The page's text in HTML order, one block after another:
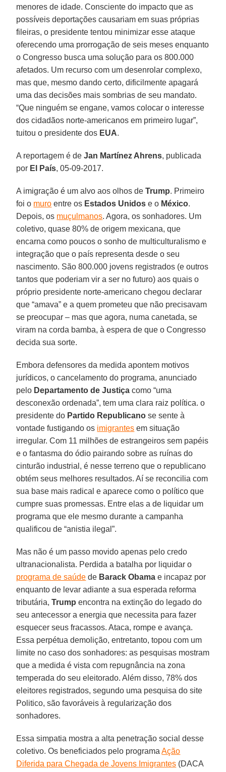
menores de idade. Consciente do impacto que as
possíveis deportações causariam em suas próprias
fileiras, o presidente tentou minimizar esse ataque
oferecendo uma prorrogação de seis meses enquanto
o Congresso busca uma solução para os 800.000
afetados. Um recurso com um desenrolar complexo,
mas que, mesmo dando certo, dificilmente apagará
uma das decisões mais sombrias de seu mandato.
“Que ninguém se engane, vamos colocar o interesse
dos cidadãos norte-americanos em primeiro lugar”,
tuitou o presidente dos EUA.
A reportagem é de Jan Martínez Ahrens, publicada
por El País, 05-09-2017.
A imigração é um alvo aos olhos deTrump. Primeiro
foi o muro entre os Estados Unidos e o México.
Depois, os muçulmanos. Agora, os sonhadores. Um
coletivo, quase 80% de origem mexicana, que
encarna como poucos o sonho de multiculturalismo e
integração que o país representa desde o seu
nascimento. São 800.000 jovens registrados (e outros
tantos que poderiam vir a ser no futuro) aos quais o
próprio presidente norte-americano chegou declarar
que “amava” e a quem prometeu que não precisavam
se preocupar – mas que agora, numa canetada, se
viram na corda bamba, à espera de que o Congresso
decida sua sorte.
Embora defensores da medida apontem motivos
jurídicos, o cancelamento do programa, anunciado
pelo Departamento de Justiça como “uma
desconexão ordenada”, tem uma clara raiz política. o
presidente do Partido Republicano se sente à
vontade fustigando os imigrantes em situação
irregular. Com 11 milhões de estrangeiros sem papéis
e o fantasma do ódio pairando sobre as ruínas do
cinturão industrial, é nesse terreno que o republicano
obtém seus melhores resultados. Aí se reconcilia com
sua base mais radical e aparece como o político que
cumpre suas promessas. Entre elas a de liquidar um
programa que ele mesmo durante a campanha
qualificou de “anistia ilegal”.
Mas não é um passo movido apenas pelo credo
ultranacionalista. Perdida a batalha por liquidar o
programa de saúde de Barack Obama e incapaz por
enquanto de levar adiante a sua esperada reforma
tributária,Trump encontra na extinção do legado do
seu antecessor a energia que necessita para fazer
esquecer seus fracassos. Ataca, rompe e avança.
Essa perpétua demolição, entretanto, topou com um
limite no caso dos sonhadores: as pesquisas mostram
que a medida é vista com repugnância na zona
temperada do seu eleitorado. Além disso, 78% dos
eleitores registrados, segundo uma pesquisa do site
Politico, são favoráveis à regularização dos
sonhadores.
Essa simpatia mostra a alta penetração social desse
coletivo. Os beneficiados pelo programaAção
Diferida para Chegada de Jovens Imigrantes (DACA